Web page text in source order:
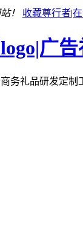
！ 收藏尊行者|
务礼品研发定制